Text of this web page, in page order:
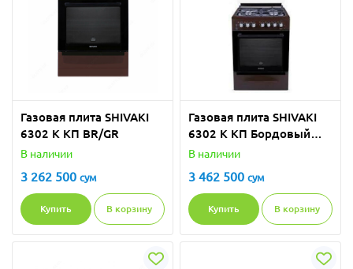
Газовая плита SHIVAKI
6302 K КП BR/GR
В наличии
3 262 500 сум
Купить В корзину
Газовая плита SHIVAKI
6302 K КП Бордовый
Матовый
В наличии
3 462 500 сум
Купить В корзину